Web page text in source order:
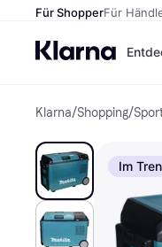
Für ShopperFür
Klarna/Shopping/
Im